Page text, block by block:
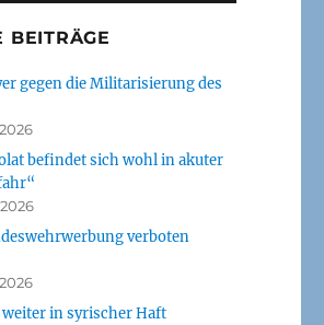
BEITRÄGE
gegen die Militarisierung des
befindet sich wohl in akuter
verboten
in syrischer Haft